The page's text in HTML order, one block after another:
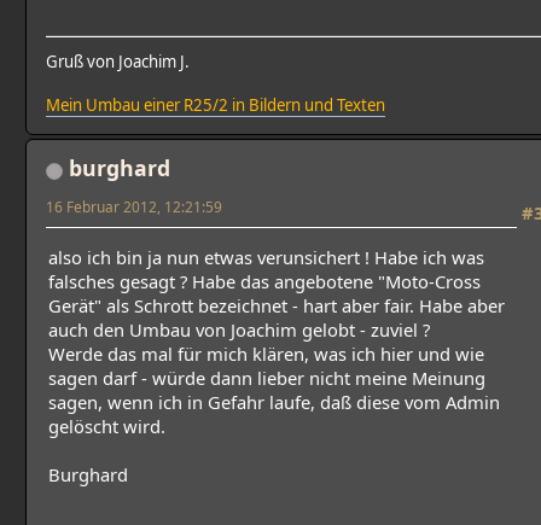
Gruß von Joachim J.
Mein Umbau einer R25/2 in Bildern und Texten
burghard
16 Februar 2012, 12:21:59
also ich bin ja nun etwas verunsichert ! Habe ich was
falsches gesagt ? Habe das angebotene "Moto-Cross
Gerät" als Schrott bezeichnet - hart aber fair. Habe aber
auch den Umbau von Joachim gelobt - zuviel ?
Werde das mal für mich klären, was ich hier und wie
sagen darf - würde dann lieber nicht meine Meinung
sagen, wenn ich in Gefahr laufe, daß diese vom Admin
gelöscht wird.
Burghard